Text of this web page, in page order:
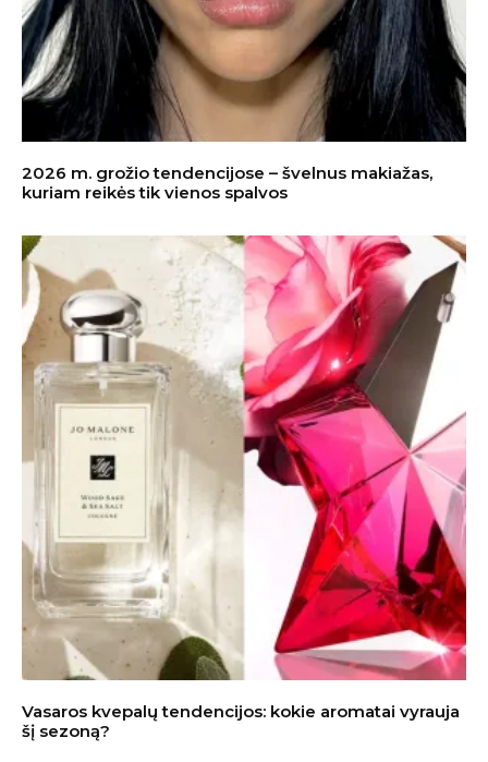
2026 m. grožio tendencijose – švelnus makiažas,
kuriam reikės tik vienos spalvos
Vasaros kvepalų tendencijos: kokie aromatai vyrauja
šį sezoną?